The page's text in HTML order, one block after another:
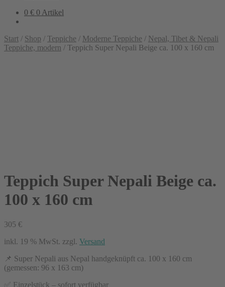
0 € 0 Artikel
Start / Shop / Teppiche / Moderne Teppiche / Nepal, Tibet & Nepali
Teppiche, modern / Teppich Super Nepali Beige ca. 100 x 160 cm
Teppich Super Nepali Beige ca.
100 x 160 cm
305 €
inkl. 19 % MwSt. zzgl. Versand
📌 Super Nepali aus Nepal handgeknüpft ca. 100 x 160 cm
(gemessen: 96 x 163 cm)
✅ Einzelstück – sofort verfügbar